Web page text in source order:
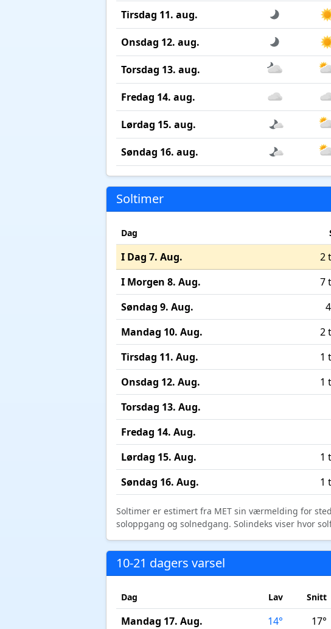
Tirsdag 11. aug.
Onsdag 12. aug.
Torsdag 13. aug.
Fredag 14. aug.
Lørdag 15. aug.
Søndag 16. aug.
Soltimer
Dag
I Dag 7. Aug. 2
I Morgen 8. Aug. 7
Søndag 9. Aug.
Mandag 10. Aug. 2
Tirsdag 11. Aug. 1
Onsdag 12. Aug. 1
Torsdag 13. Aug.
Fredag 14. Aug.
Lørdag 15. Aug. 1
Søndag 16. Aug. 1
Soltimer er estimert fra MET sin værmelding for
soloppgang og solnedgang. Solindeks viser hvor
10-21 dagers varsel
Dag Lav Snitt
Mandag 17. Aug. 14° 17°